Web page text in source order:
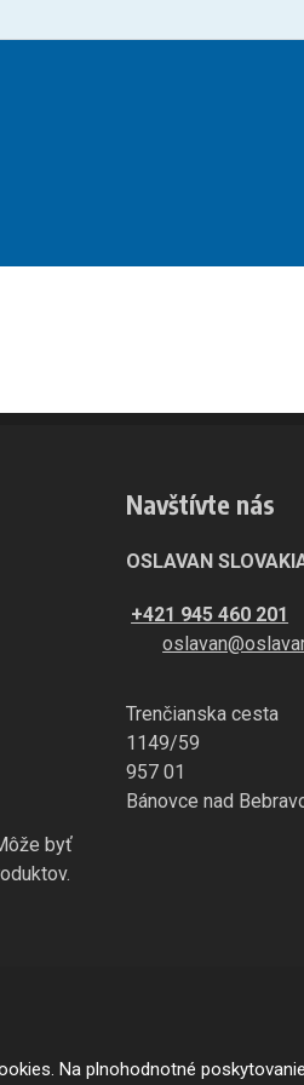
byť
Navštívte nás
OSLAVAN
+421 945 460 201
Trenčianska cesta
1149/59
957 01
Bánovce nad
reCAPTCHA, a platia pre neho Zásady
Na plnohodnotné